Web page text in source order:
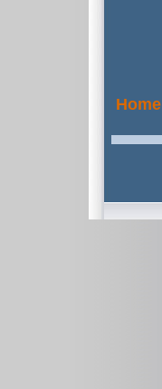
Home